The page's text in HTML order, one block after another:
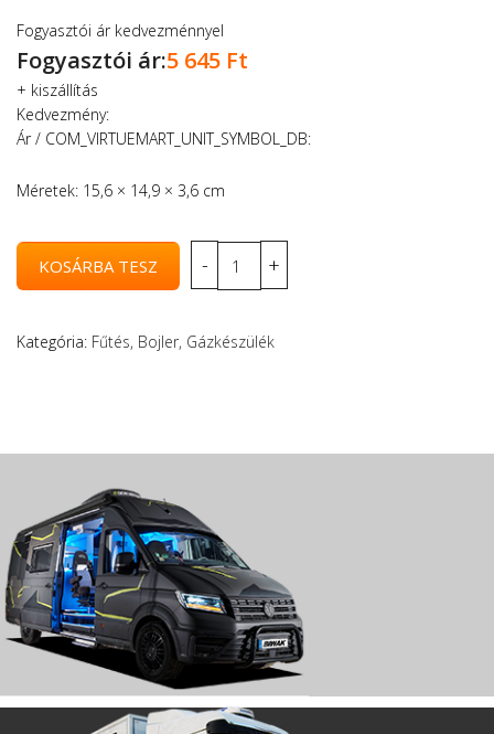
Fogyasztói ár kedvezménnyel
Fogyasztói ár:5 645 Ft
+ kiszállítás
Kedvezmény:
Ár / COM_VIRTUEMART_UNIT_SYMBOL_DB:
Méretek: 15,6 × 14,9 × 3,6 cm
Kategória: Fűtés, Bojler, Gázkészülék